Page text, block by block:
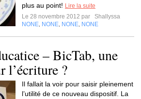
plus au point! Lire la suite
Le 28 novembre 2012 par
Shallyssa
NONE NONE NONE NONE
– BicTab, une
l’écriture ?
Il fallait la voir pour saisir pleinement
l’utilité de ce nouveau dispositif. La